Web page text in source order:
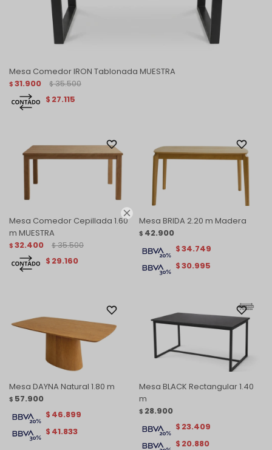

Mesa Comedor IRON Tablonada MUESTRA
$ 31.900 $ 35.500
$ 27.115
Mesa Comedor Cepillada 1.60
m MUESTRA
$ 32.400 $ 35.500
$ 29.160
Mesa BRIDA 2.20 m Madera
$ 42.900
$30.995
$34.749
Mesa DAYNA Natural 1.80 m
$ 57.900
$ 41.833
$ 46.899
Mesa BLACK Rectangular 1.40
m
$ 28.900
$ 20.880
$ 23.409